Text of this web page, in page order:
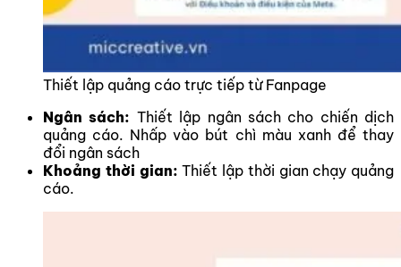
Thiết lập quảng cáo trực tiếp từ Fanpage
Ngân sách: Thiết lập ngân sách cho chiến dịch
quảng cáo. Nhấp vào bút chì màu xanh để thay
đổi ngân sách
Khoảng thời gian: Thiết lập thời gian chạy quảng
cáo.